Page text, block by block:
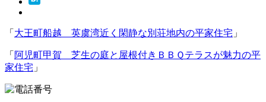
「 大王町船越 英虞湾近く閑静な別荘地内の平家住宅 」
「 阿児町甲賀 芝生の庭と屋根付きＢＢＱテラスが魅力の平
家住宅 」